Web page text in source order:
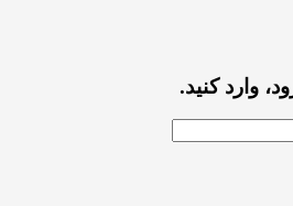
وارد کنید.